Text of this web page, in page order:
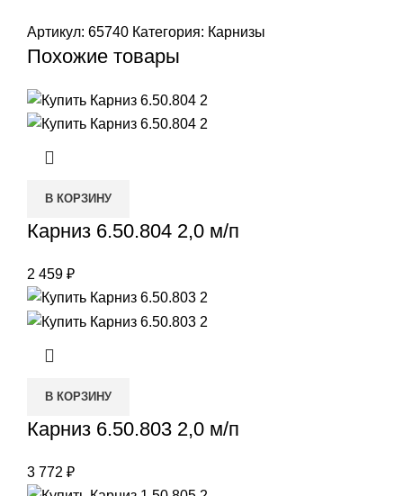
Артикул: 65740 Категория: Карнизы
Похожие товары
В КОРЗИНУ
Карниз 6.50.804 2,0 м/п
2 459 ₽
В КОРЗИНУ
Карниз 6.50.803 2,0 м/п
3 772 ₽